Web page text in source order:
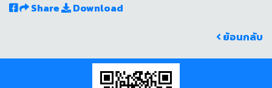
Share
Download
ย้อนกลับ